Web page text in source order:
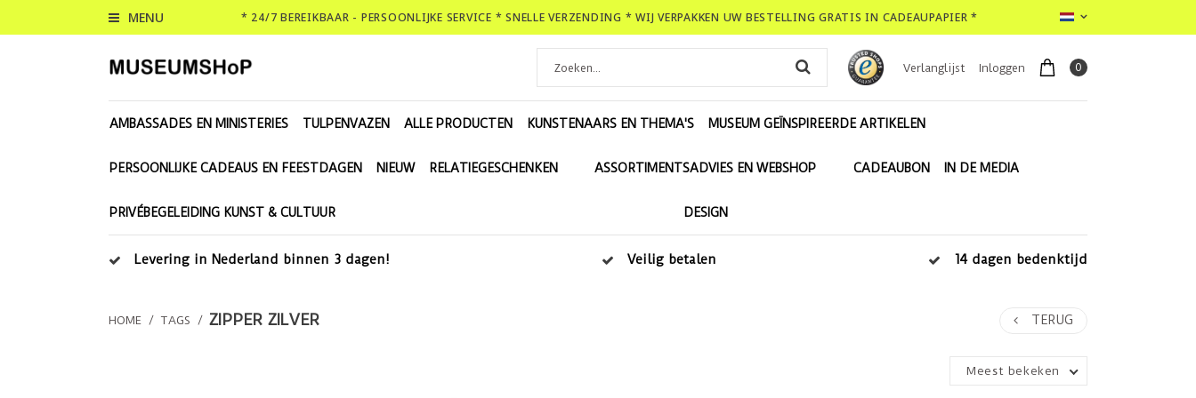
MENU * 24/7 BEREIKBAAR - PERSOONLIJKE SERVICE * SNELLE VERZENDING * WIJ VERPAKKEN UW BESTELLING GRATIS IN CADEAUPAPIER *
Verlanglijst Inloggen 0
AMBASSADES EN MINISTERIES TULPENVAZEN ALLE PRODUCTEN KUNSTENAARS EN THEMA'S MUSEUM GEÏNSPIREERDE ARTIKELEN
PERSOONLIJKE CADEAUS EN FEESTDAGEN NIEUW RELATIEGESCHENKEN ASSORTIMENTSADVIES EN WEBSHOP
DESIGN
CADEAUBON IN DE MEDIA
PRIVÉBEGELEIDING KUNST & CULTUUR
Levering in Nederland binnen 3 dagen! Veilig betalen 14 dagen bedenktijd
HOME / TAGS / ZIPPER ZILVER TERUG
Meest bekeken